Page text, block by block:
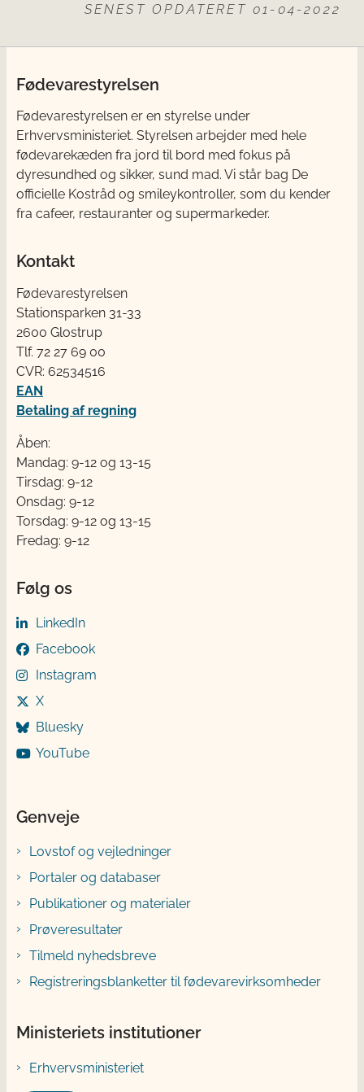
SENEST OPDATERET 01-04-2022
Fødevarestyrelsen
Fødevarestyrelsen er en styrelse under
Erhvervsministeriet. Styrelsen arbejder med hele
fødevarekæden fra jord til bord med fokus på
dyresundhed og sikker, sund mad. Vi står bag De
officielle Kostråd og smileykontroller, som du kender
fra cafeer, restauranter og supermarkeder.
Kontakt
Fødevarestyrelsen
Stationsparken 31-33
2600 Glostrup
Tlf. 72 2​​​7 69 00
CVR: 62534516
EAN
Betaling af regning
Åben:
Mandag: 9-12 og 13-15
Tirsdag: 9-12
Onsdag: 9-12
Torsdag: 9-12 og 13-15
Fredag: 9-12
Følg os
LinkedIn
Facebook
Instagram
X
Bluesky
YouTube
Genveje
Lovstof og vejledninger
Portaler og databaser
Publikationer og materialer
Prøveresultater
Tilmeld nyhedsbreve
Registreringsblanketter til fødevarevirksomheder
Ministeriets institutioner
Erhvervsministeriet